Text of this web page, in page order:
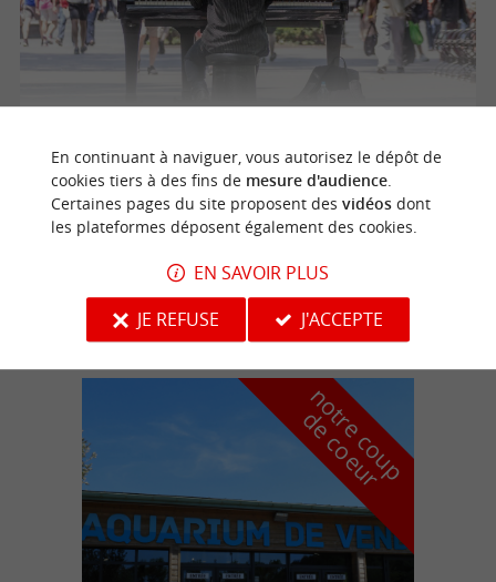
20/09/2026
Festivals
n
o
t
r
e
c
o
u
p
d
e
c
o
e
u
r
En continuant à naviguer, vous autorisez le dépôt de
cookies tiers à des fins de mesure d'audience.
Certaines pages du site proposent des vidéosdont
les plateformes déposent également des cookies.
EN SAVOIR PLUS
JE REFUSE
J'ACCEPTE